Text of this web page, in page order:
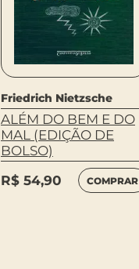
Friedrich Nietzsche
ALÉM DO BEM E DO
MAL (EDIÇÃO DE
BOLSO)
R$ 54,90 COMPRAR